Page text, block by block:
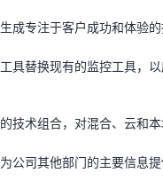
成专注于客户成功和体验
具替换现有的监控工具，
技术组合，对混合、云和
公司其他部门的主要信息